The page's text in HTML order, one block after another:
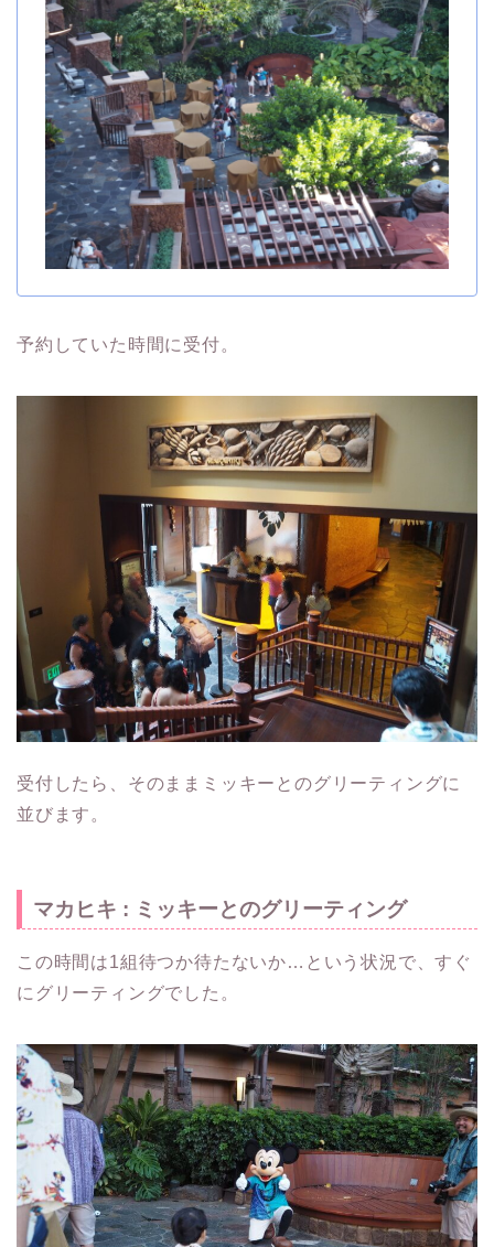
予約していた時間に受付。
受付したら、そのままミッキーとのグリーティングに
並びます。
マカヒキ : ミッキーとのグリーティング
この時間は1組待つか待たないか…という状況で、すぐ
にグリーティングでした。